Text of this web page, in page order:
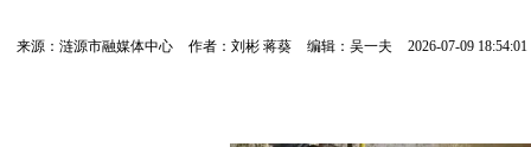
来源：涟源市融媒体中心 作者：刘彬 蒋葵 编辑：吴一夫 2026-07-09 18:54:01